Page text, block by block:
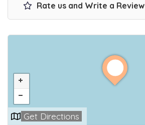
Rate us and Write a Review
Get Directions